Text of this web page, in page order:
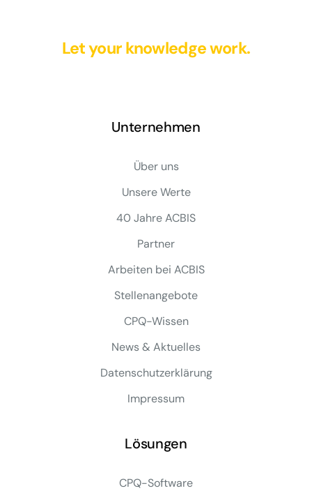
Let your knowledge work.
Unternehmen
Über uns
Unsere Werte
40 Jahre ACBIS
Partner
Arbeiten bei ACBIS
Stellenangebote
CPQ-Wissen
News & Aktuelles
Datenschutzerklärung
Impressum
Lösungen
CPQ-Software